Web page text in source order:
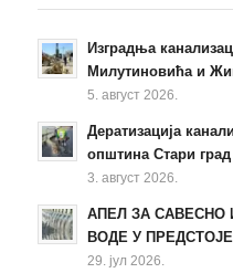
Изградња
Милутиновића и
5. август 2026.
Дератизација
општина Стари
3. август 2026.
АПЕЛ ЗА
ВОДЕ У
29. јул 2026.